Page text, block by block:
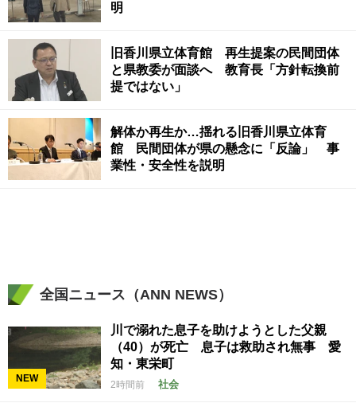
明
旧香川県立体育館 再生提案の民間団体
と県教委が面談へ 教育長「方針転換前
提ではない」
解体か再生か…揺れる旧香川県立体育
館 民間団体が県の懸念に「反論」 事
業性・安全性を説明
全国ニュース（ANN NEWS）
NEW
川で溺れた息子を助けようとした父親
（40）が死亡 息子は救助され無事 愛
知・東栄町
2時間前 社会